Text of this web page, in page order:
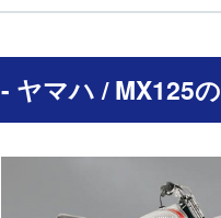
- ヤマハ / MX125